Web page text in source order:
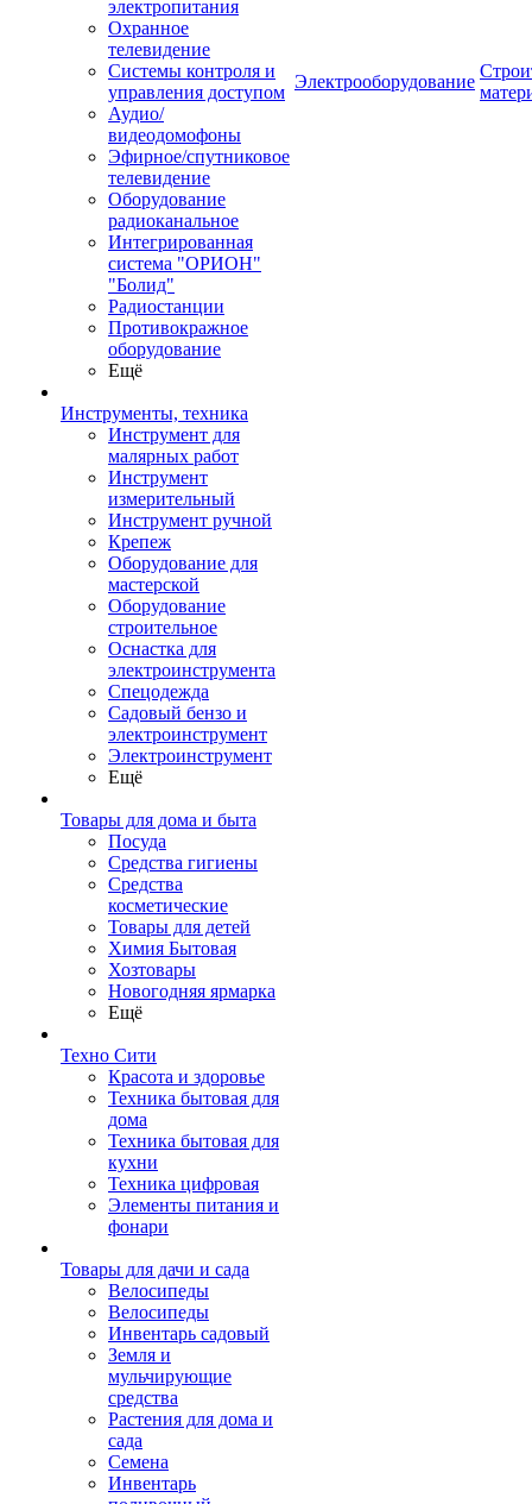
электропитания
Охранное
телевидение
Системы контроля и
управления доступом
Аудио/
видеодомофоны
Эфирное/спутниковое
телевидение
Оборудование
радиоканальное
Интегрированная
система "ОРИОН"
"Болид"
Радиостанции
Противокражное
оборудование
Ещё
Инструменты, техника
Инструмент для
малярных работ
Инструмент
измерительный
Инструмент ручной
Крепеж
Оборудование для
мастерской
Оборудование
строительное
Оснастка для
электроинструмента
Спецодежда
Садовый бензо и
электроинструмент
Электроинструмент
Ещё
Товары для дома и быта
Посуда
Средства гигиены
Средства
косметические
Товары для детей
Химия Бытовая
Хозтовары
Новогодняя ярмарка
Ещё
Техно Сити
Красота и здоровье
Техника бытовая для
дома
Техника бытовая для
кухни
Техника цифровая
Элементы питания и
фонари
Товары для дачи и сада
Велосипеды
Велосипеды
Инвентарь садовый
Земля и
мульчирующие
средства
Растения для дома и
сада
Семена
Инвентарь
Электрооборудование